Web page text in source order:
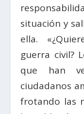
situación y
ella.
guerra civil?
que han
ciudadanos
frotando las